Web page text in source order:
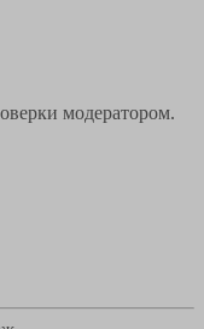
модератором.